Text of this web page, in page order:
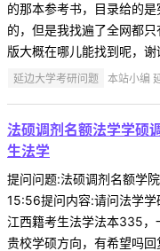
的那本参考书，目录给的
的，但是我找遍了全网都
版大概在哪儿能找到呢，谢
延边大学考研问题 本站小编
法硕调剂名额法学学硕
生法学
提问问题:法硕调剂名额学
15:56提问内容:请问法学学
江西籍考生法学法本335，
贵校学硕方向，有希望吗